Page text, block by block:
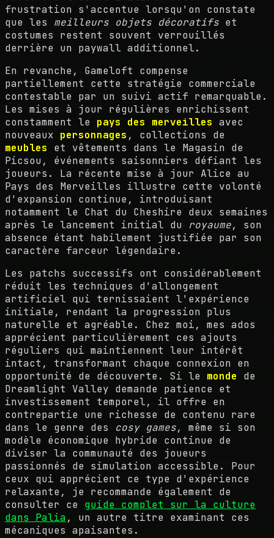
frustration s'accentue lorsqu'on constate
que les meilleurs objets décoratifs et
costumes restent souvent verrouillés
derrière un paywall additionnel.
En revanche, Gameloft compense
partiellement cette stratégie commerciale
contestable par un suivi actif remarquable.
Les mises à jour régulières enrichissent
constamment le pays des merveilles avec
nouveaux personnages , collections de
meubles et vêtements dans le Magasin de
Picsou, événements saisonniers défiant les
joueurs. La récente mise à jour Alice au
Pays des Merveilles illustre cette volonté
d'expansion continue, introduisant
notamment le Chat du Cheshire deux semaines
après le lancement initial du royaume, son
absence étant habilement justifiée par son
caractère farceur légendaire.
Les patchs successifs ont considérablement
réduit les techniques d'allongement
artificiel qui ternissaient l'expérience
initiale, rendant la progression plus
naturelle et agréable. Chez moi, mes ados
apprécient particulièrement ces ajouts
réguliers qui maintiennent leur intérêt
intact, transformant chaque connexion en
opportunité de découverte. Si le monde de
Dreamlight Valley demande patience et
investissement temporel, il offre en
contrepartie une richesse de contenu rare
dans le genre des cosy games, même si son
modèle économique hybride continue de
diviser la communauté des joueurs
passionnés de simulation accessible. Pour
ceux qui apprécient ce type d'expérience
relaxante, je recommande également de
consulter ce guide complet sur la culture
dans Palia, un autre titre examinant ces
mécaniques apaisantes.